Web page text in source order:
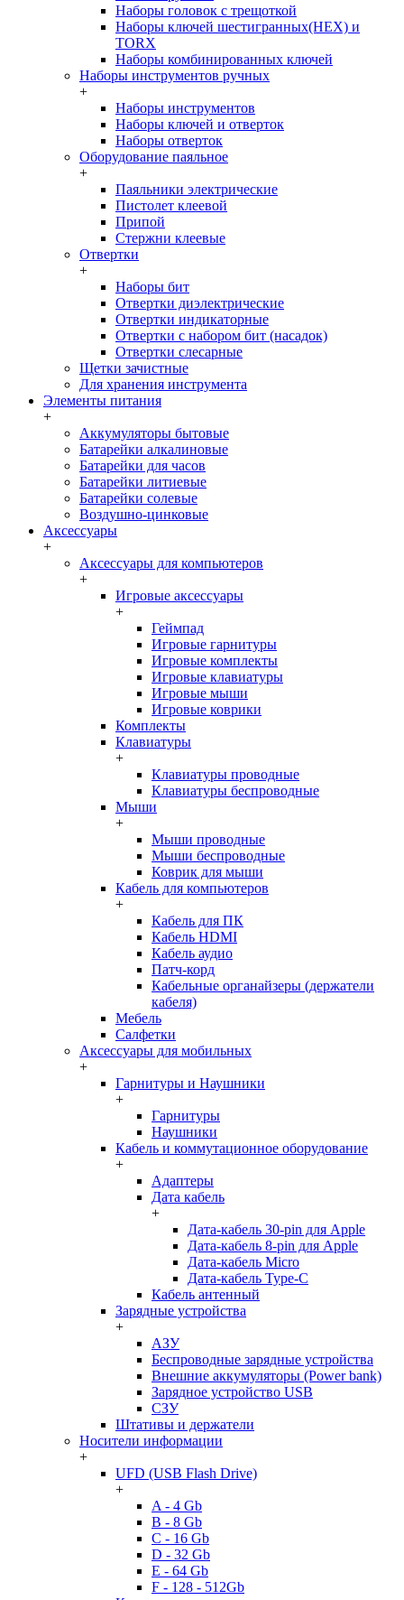
Наборы головок c трещоткой
Наборы ключей шестигранных(HEX) и
TORX
Наборы комбинированных ключей
Наборы инструментов ручных
+
Наборы инструментов
Наборы ключей и отверток
Наборы отверток
Оборудование паяльное
+
Паяльники электрические
Пистолет клеевой
Припой
Стержни клеевые
Отвертки
+
Наборы бит
Отвертки диэлектрические
Отвертки индикаторные
Отвертки с набором бит (насадок)
Отвертки слесарные
Щетки зачистные
Для хранения инструмента
Элементы питания
+
Аккумуляторы бытовые
Батарейки алкалиновые
Батарейки для часов
Батарейки литиевые
Батарейки солевые
Воздушно-цинковые
Аксессуары
+
Аксессуары для компьютеров
+
Игровые аксессуары
+
Геймпад
Игровые гарнитуры
Игровые комплекты
Игровые клавиатуры
Игровые мыши
Игровые коврики
Комплекты
Клавиатуры
+
Клавиатуры проводные
Клавиатуры беспроводные
Мыши
+
Мыши проводные
Мыши беспроводные
Коврик для мыши
Кабель для компьютеров
+
Кабель для ПК
Кабель HDMI
Кабель аудио
Патч-корд
Кабельные органайзеры (держатели
кабеля)
Мебель
Салфетки
Аксессуары для мобильных
+
Гарнитуры и Наушники
+
Гарнитуры
Наушники
Кабель и коммутационное оборудование
+
Адаптеры
Дата кабель
+
Дата-кабель 30-pin для Apple
Дата-кабель 8-pin для Apple
Дата-кабель Micro
Дата-кабель Type-C
Кабель антенный
Зарядные устройства
+
АЗУ
Беспроводные зарядные устройства
Внешние аккумуляторы (Power bank)
Зарядное устройство USB
СЗУ
Штативы и держатели
Носители информации
+
UFD (USB Flash Drive)
+
A - 4 Gb
B - 8 Gb
C - 16 Gb
D - 32 Gb
E - 64 Gb
F - 128 - 512Gb